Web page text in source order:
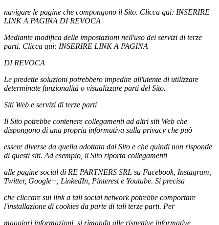
navigare le pagine che compongono il Sito. Clicca qui: INSERIRE
LINK A PAGINA DI REVOCA
Mediante modifica delle impostazioni nell'uso dei servizi di terze
parti. Clicca qui: INSERIRE LINK A PAGINA
DI REVOCA
Le predette soluzioni potrebbero impedire all'utente di utilizzare
determinate funzionalità o visualizzare parti del Sito.
Siti Web e servizi di terze parti
Il Sito potrebbe contenere collegamenti ad altri siti Web che
dispongono di una propria informativa sulla privacy che può
essere diverse da quella adottata dal Sito e che quindi non risponde
di questi siti. Ad esempio, il Sito riporta collegamenti
alle pagine social di RE PARTNERS SRL su Facebook, Instagram,
Twitter, Google+, LinkedIn, Pinterest e Youtube. Si precisa
che cliccare sui link a tali social network potrebbe comportare
l'installazione di cookies da parte di tali terze parti. Per
maggiori informazioni, si rimanda alle rispettive informative